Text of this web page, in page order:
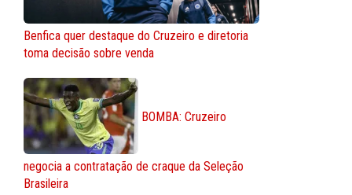
Benfica quer destaque do Cruzeiro e diretoria
toma decisão sobre venda
BOMBA: Cruzeiro
negocia a contratação de craque da Seleção
Brasileira